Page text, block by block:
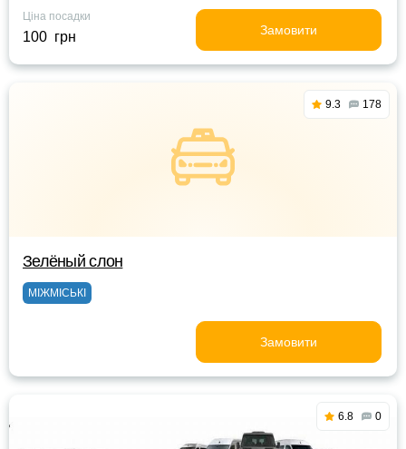
Ціна посадки
100 грн Замовити
9.3 178
Зелёный слон
МІЖМІСЬКІ
Замовити
6.8 0